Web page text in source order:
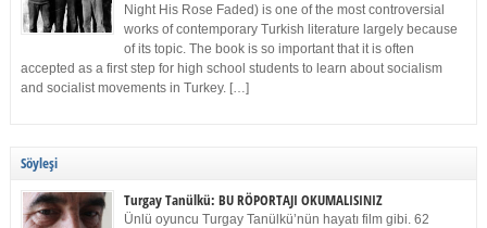
Night His Rose Faded) is one of the most controversial
works of contemporary Turkish literature largely because
of its topic. The book is so important that it is often
accepted as a first step for high school students to learn about socialism
and socialist movements in Turkey. […]
Söyleşi
Turgay Tanülkü: BU RÖPORTAJI OKUMALISINIZ
Ünlü oyuncu Turgay Tanülkü’nün hayatı film gibi. 62